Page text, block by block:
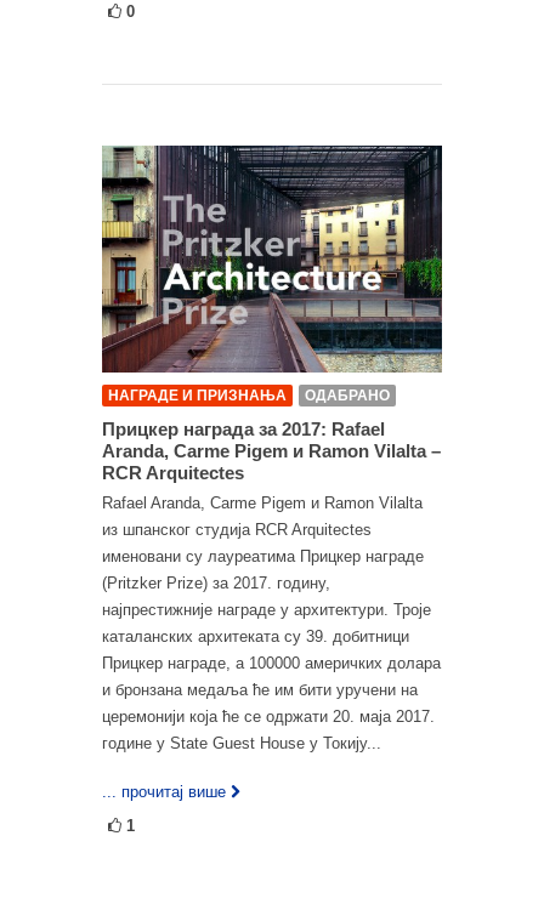
0
НАГРАДЕ И ПРИЗНАЊА ОДАБРАНО
Прицкер награда за 2017: Rafael
Aranda, Carme Pigem и Ramon Vilalta –
RCR Arquitectes
Rafael Aranda, Carme Pigem и Ramon Vilalta
из шпанског студија RCR Arquitectes
именовани су лауреатима Прицкер награде
(Pritzker Prize) за 2017. годину,
најпрестижније награде у архитектури. Троје
каталанских архитеката су 39. добитници
Прицкер награде, а 100000 америчких долара
и бронзана медаља ће им бити уручени на
церемонији која ће се одржати 20. маја 2017.
године у State Guest House у Токију...
... прочитај више
1